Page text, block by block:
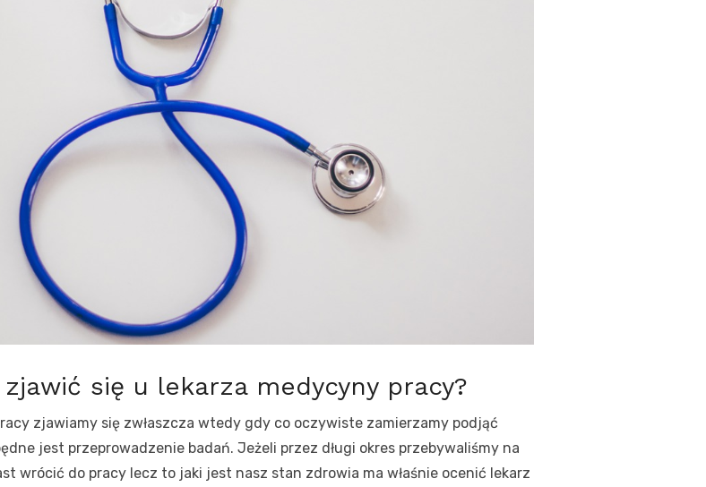
się u lekarza medycyny pracy?
zjawiamy się zwłaszcza wtedy gdy co oczywiste zamierzamy podjąć
jest przeprowadzenie badań. Jeżeli przez długi okres przebywaliśmy na
wrócić do pracy lecz to jaki jest nasz stan zdrowia ma właśnie ocenić lekarz